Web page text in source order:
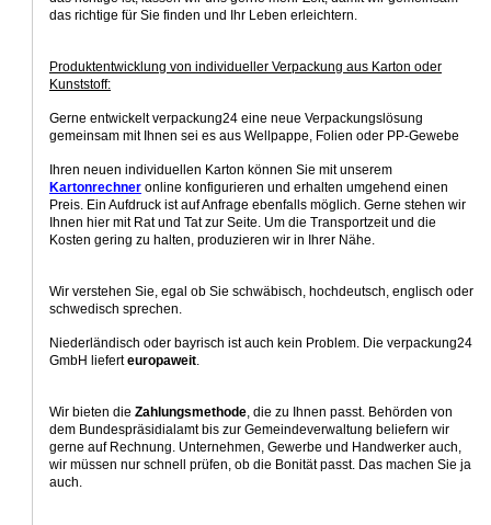
das richtige für Sie finden und Ihr Leben erleichtern.
Produktentwicklung von individueller Verpackung aus Karton oder
Kunststoff:
Gerne entwickelt verpackung24 eine neue Verpackungslösung
gemeinsam mit Ihnen sei es aus Wellpappe, Folien oder PP-Gewebe
Ihren neuen individuellen Karton können Sie mit unserem
Kartonrechner online konfigurieren und erhalten umgehend einen
Preis. Ein Aufdruck ist auf Anfrage ebenfalls möglich. Gerne stehen wir
Ihnen hier mit Rat und Tat zur Seite. Um die Transportzeit und die
Kosten gering zu halten, produzieren wir in Ihrer Nähe.
Wir verstehen Sie, egal ob Sie schwäbisch, hochdeutsch, englisch oder
schwedisch sprechen.
Niederländisch oder bayrisch ist auch kein Problem. Die verpackung24
GmbH lieferteuropaweit.
Wir bieten die Zahlungsmethode, die zu Ihnen passt. Behörden von
dem Bundespräsidialamt bis zur Gemeindeverwaltung beliefern wir
gerne auf Rechnung. Unternehmen, Gewerbe und Handwerker auch,
wir müssen nur schnell prüfen, ob die Bonität passt. Das machen Sie ja
auch.